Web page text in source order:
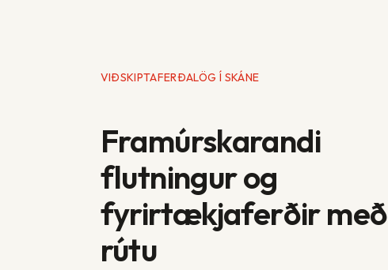
VIÐSKIPTAFERÐALÖG Í SKÁNE
Framúrskarandi
flutningur og
fyrirtækjaferðir með
rútu